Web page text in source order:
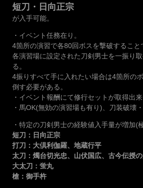
短刀・日向正宗
が入手可能。
・イベント任務在り。
4箇所の演習で各80回ボスを撃破すること
各演習場に設定された刀剣男士を一振り
る。
4振りすべて手に入れたい場合は4箇所の
倒す必要がある。
・イベント報酬にて修行セットが取得出来
・馬OK(無効の演習場も有り)、刀装破壊
・特定の刀剣男士の経験値入手量が増加(
短刀：日向正宗
打刀：大倶利伽羅、地蔵行平
太刀：燭台切光忠、山伏国広、古今伝授
大太刀：蛍丸
槍：御手杵